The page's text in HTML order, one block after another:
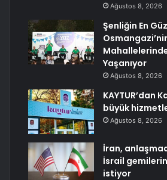
Ağustos 8, 2026
Şenliğin En
Yaşanıyor
Ağustos 8, 2026
KAYTUR’dan
büyük
Ağustos 8, 2026
İran,
İsrail
istiyor